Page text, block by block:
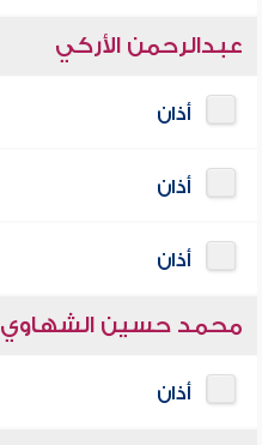
عبدالرحمن الأركي
أذان
أذان
أذان
محمد حسين الشهاوي
أذان